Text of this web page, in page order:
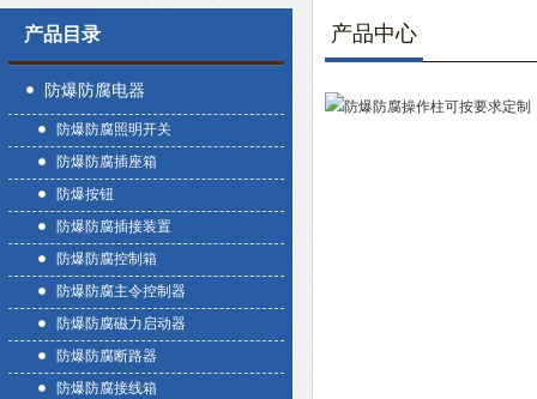
产品目录
防爆防腐电器
防爆防腐照明开关
防爆防腐插座箱
防爆按钮
防爆防腐插接装置
防爆防腐控制箱
防爆防腐主令控制器
防爆防腐磁力启动器
防爆防腐断路器
防爆防腐接线箱
产品中心